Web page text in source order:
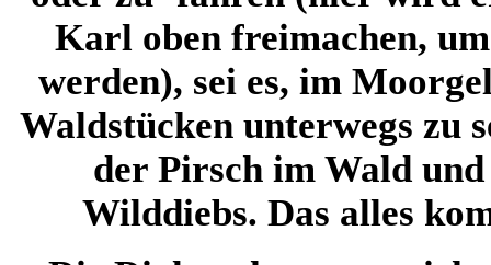
Karl oben freimachen,
werden), sei es, im
Waldstücken unterwegs zu
der Pirsch im Wald
Wilddiebs. Das alles